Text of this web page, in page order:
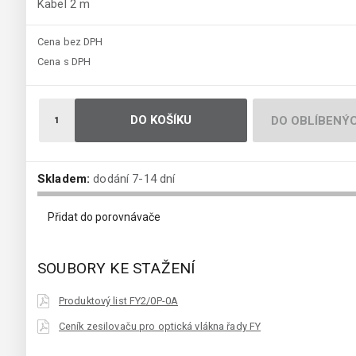
Kabel 2 m
Cena bez DPH
Cena s DPH
DO KOŠÍKU DO
Skladem: dodání 7-14 dní
Přidat do porovnávače
SOUBORY KE STAŽENÍ
Produktový list FY2/0P-0A
Ceník zesilovaču pro optická vlákna řady FY